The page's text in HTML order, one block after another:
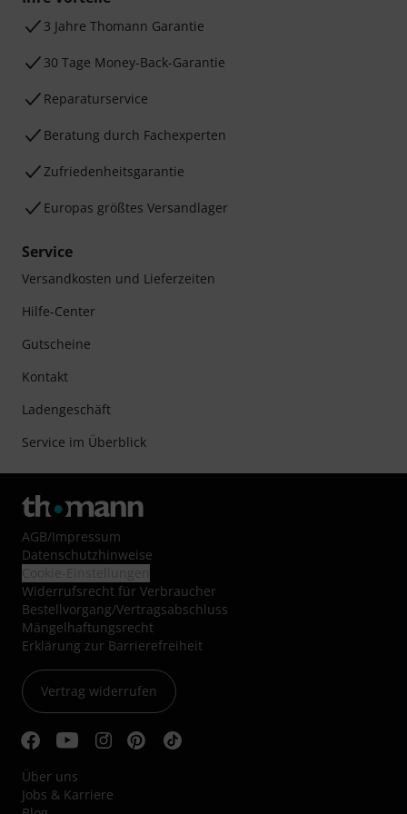
3 Jahre Thomann Garantie
30 Tage Money-Back-Garantie
Reparaturservice
Beratung durch Fachexperten
Zufriedenheitsgarantie
Europas größtes Versandlager
Service
Versandkosten und Lieferzeiten
Hilfe-Center
Gutscheine
Kontakt
Ladengeschäft
Service im Überblick
AGB/Impressum
Datenschutzhinweise
Widerrufsrecht für Verbraucher
Bestellvorgang/Vertragsabschluss
Mängelhaftungsrecht
Erklärung zur Barrierefreiheit
Vertrag widerrufen
Über uns
Jobs & Karriere